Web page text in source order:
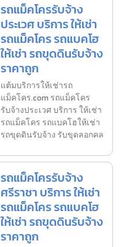
รถแม็คโครรับจ้าง
ประเวศ บริการ ให้เช่า
รถแม็คโคร รถแบคโฮ
ให้เช่า รถขุดดินรับจ้าง
ราคาถูก
แต้มบริการให้เช่ารถ
แม็คโคร.com รถแม็คโคร
รับจ้างประเวศ บริการ ให้เช่า
รถแม็คโคร รถแบคโฮให้เช่า
รถขุดดินรับจ้าง รับขุดลอกคล
รถแม็คโครรับจ้าง
ศรีราชา บริการ ให้เช่า
รถแม็คโคร รถแบคโฮ
ให้เช่า รถขุดดินรับจ้าง
ราคาถูก